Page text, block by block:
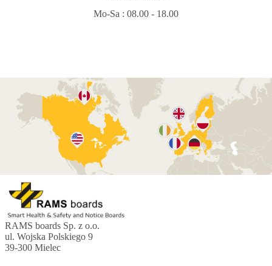
Mo-Sa : 08.00 - 18.00
RAMS boards Sp. z o.o.
ul. Wojska Polskiego 9
39-300 Mielec